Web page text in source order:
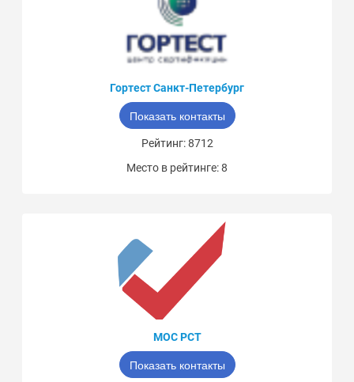
Гортест Санкт-Петербург
Показать контакты
Рейтинг: 8712
Место в рейтинге: 8
МОС РСТ
Показать контакты